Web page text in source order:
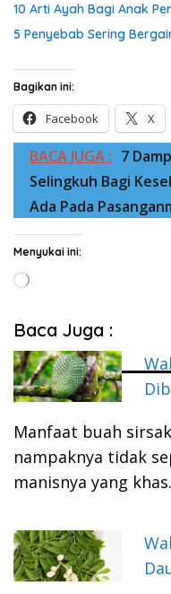
10 Arti Ayah Bagi Anak
5 Penyebab Sering
Bagikan ini:
Facebook X
BACA JUGA : 7
Selingkuh Bagi
Ada Pada
Menyukai ini:
Memuat...
Baca Juga :
Manfaat buah
nampaknya tidak
manisnya yang